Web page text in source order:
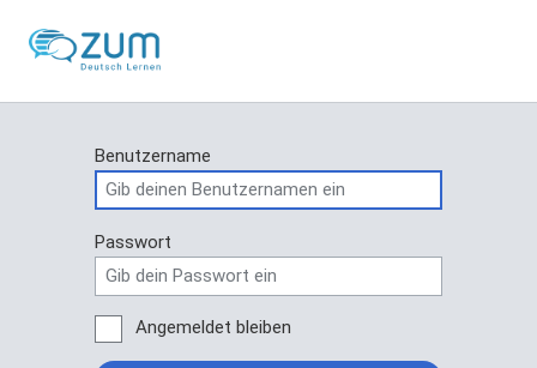
Benutzername
Passwort
Angemeldet bleiben